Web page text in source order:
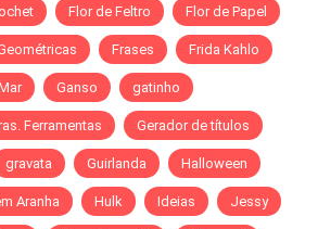
Flor de Feltro Flor de Papel
Frases Frida Kahlo
Ganso gatinho
Ferramentas Gerador de títulos
gravata Guirlanda Halloween
Aranha Hulk Ideias Jessy